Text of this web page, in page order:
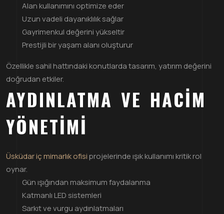
Alan kullanımını optimize eder
Uzun vadeli dayanıklılık sağlar
Gayrimenkul değerini yükseltir
Prestijli bir yaşam alanı oluşturur
Özellikle sahil hattındaki konutlarda tasarım, yatırım değerini
doğrudan etkiler.
AYDINLATMA VE HACIM
YÖNETIMI
Üsküdar iç mimarlık ofisiprojelerinde ışık kullanımı kritik rol
oynar.
Gün ışığından maksimum faydalanma
Katmanlı LED sistemleri
Sarkıt ve vurgu aydınlatmaları